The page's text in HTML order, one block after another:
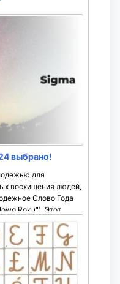
выбрано!
для
восхищения людей,
Слово Года
Roku"). Этот